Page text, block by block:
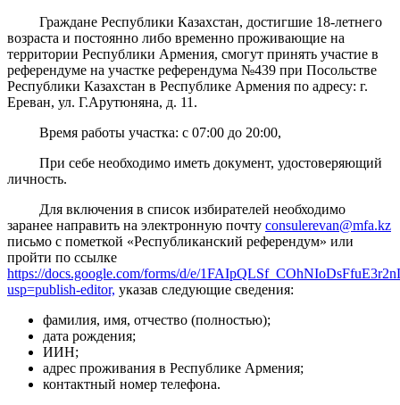
Граждане Республики Казахстан, достигшие 18-летнего
возраста и постоянно либо временно проживающие на
территории Республики Армения, смогут принять участие в
референдуме на участке референдума №439 при Посольстве
Республики Казахстан в Республике Армения по адресу: г.
Ереван, ул. Г.Арутюняна, д. 11.
Время работы участка: с 07:00 до 20:00,
При себе необходимо иметь документ, удостоверяющий
личность.
Для включения в список избирателей необходимо
заранее направить на электронную почту consulerevan@mfa.kz
письмо с пометкой «Республиканский референдум» или
пройти по ссылке
https://docs.google.com/forms/d/e/
usp=publish-editor, указав следующие сведения:
фамилия, имя, отчество (полностью);
дата рождения;
ИИН;
адрес проживания в Республике Армения;
контактный номер телефона.